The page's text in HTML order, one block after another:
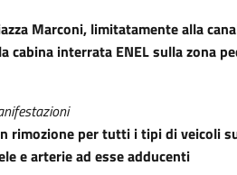
Marconi, limitatamente alla
interrata ENEL sulla zona
rimozione per tutti i tipi di veicoli
e arterie ad esse adducenti